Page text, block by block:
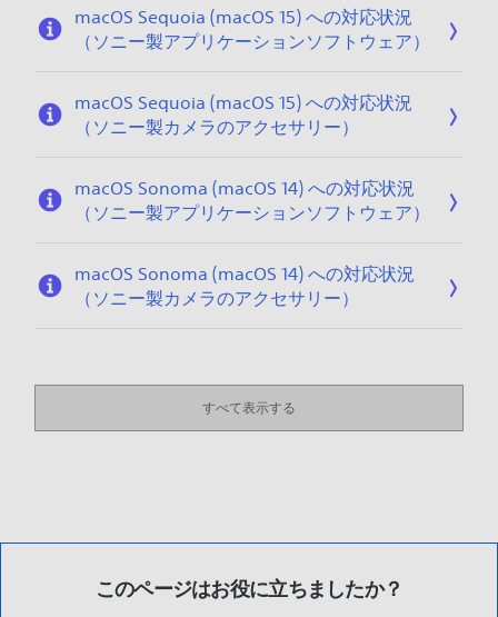
macOS Sequoia (macOS 15) への対応状況
（ソニー製アプリケーションソフトウェア）
macOS Sequoia (macOS 15) への対応状況
（ソニー製カメラのアクセサリー）
macOS Sonoma (macOS 14) への対応状況
（ソニー製アプリケーションソフトウェア）
macOS Sonoma (macOS 14) への対応状況
（ソニー製カメラのアクセサリー）
すべて表示する
このページはお役に立ちましたか？